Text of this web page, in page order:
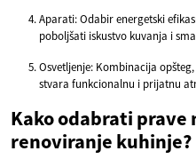
Aparati: Odabir energetski
poboljšati iskustvo kuvanja i
Osvetljenje: Kombinacija
stvara funkcionalnu i prijatnu
Kako odabrati prave
renoviranje kuhinje?